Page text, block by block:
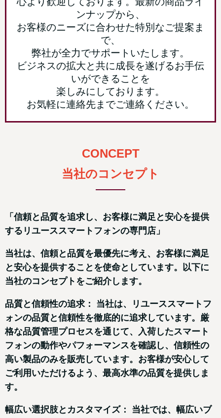
ンナップから、
お客様のニーズに合わせた特別なご提案ま
で、
弊社が全力でサポートいたします。
ビジネスの拡大と共に成長を遂げるお手伝
いができることを
楽しみにしております。
お気軽に連絡先までご連絡ください。
CONCEPT
当社のコンセプト
「信頼と品質を追求し、お客様に満足と安心を提供
するリユーススマートフォンの専門店」
当社は、信頼と品質を最優先に考え、お客様に満足
と安心を提供することを使命としています。以下に
当社のコンセプトをご紹介します。
品質と信頼性の追求： 当社は、リユーススマートフ
ォンの品質と信頼性を徹底的に追求しています。厳
格な品質管理プロセスを通じて、入荷したスマート
フォンの動作やパフォーマンスを確認し、信頼性の
高い製品のみを販売しています。お客様が安心して
ご利用いただけるよう、最高水準の品質を提供しま
す。
幅広い選択肢とカスタマイズ： 当社では、幅広いブ